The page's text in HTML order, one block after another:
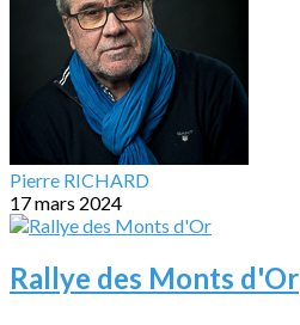
Pierre RICHARD
17 mars 2024
Rallye des Monts d'Or